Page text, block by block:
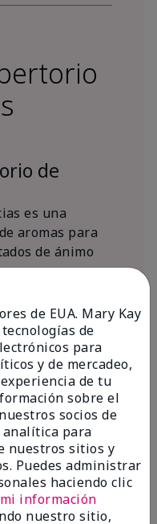
de
es una
aromas para
de ánimo
Mary
de
la
Optimism™
de EUA. Mary Kay
de
para
y de mercadeo,
de tu
sobre el
socios de
analítica para
nuestros sitios y
Puedes administrar
haciendo clic
información
nuestro sitio,